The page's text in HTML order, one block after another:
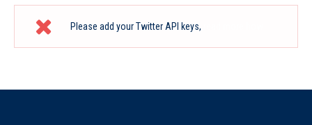
Please add your Twitter API keys,